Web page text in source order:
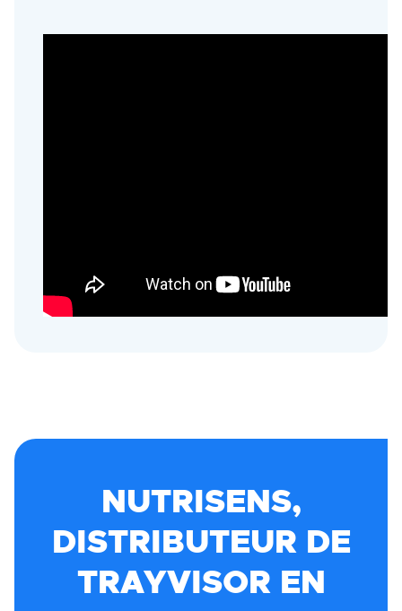
NUTRISENS,
DISTRIBUTEUR DE
TRAYVISOR EN